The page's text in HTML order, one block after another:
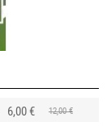
6,00 € 12,00 €